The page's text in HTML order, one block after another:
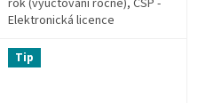
Elektronická licence
Tip